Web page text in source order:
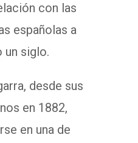
con las
españolas a
un siglo.
desde sus
en 1882,
en una de